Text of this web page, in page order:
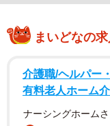
まいどなの
介護職/ヘルパー
有料老人ホーム
ナーシングホーム